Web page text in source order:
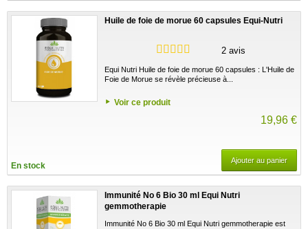
Huile de foie de morue 60 capsules Equi-Nutri
2 avis
Equi Nutri Huile de foie de morue 60 capsules : L'Huile de
Foie de Morue se révèle précieuse à...
Voir ce produit
19,96 €
En stock
Ajouter au panier
Immunité No 6 Bio 30 ml Equi Nutri
gemmotherapie
Immunité No 6 Bio 30 ml Equi Nutri gemmotherapie est